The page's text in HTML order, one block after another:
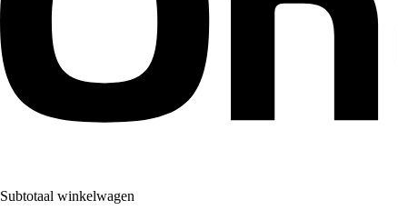
Subtotaal winkelwagen